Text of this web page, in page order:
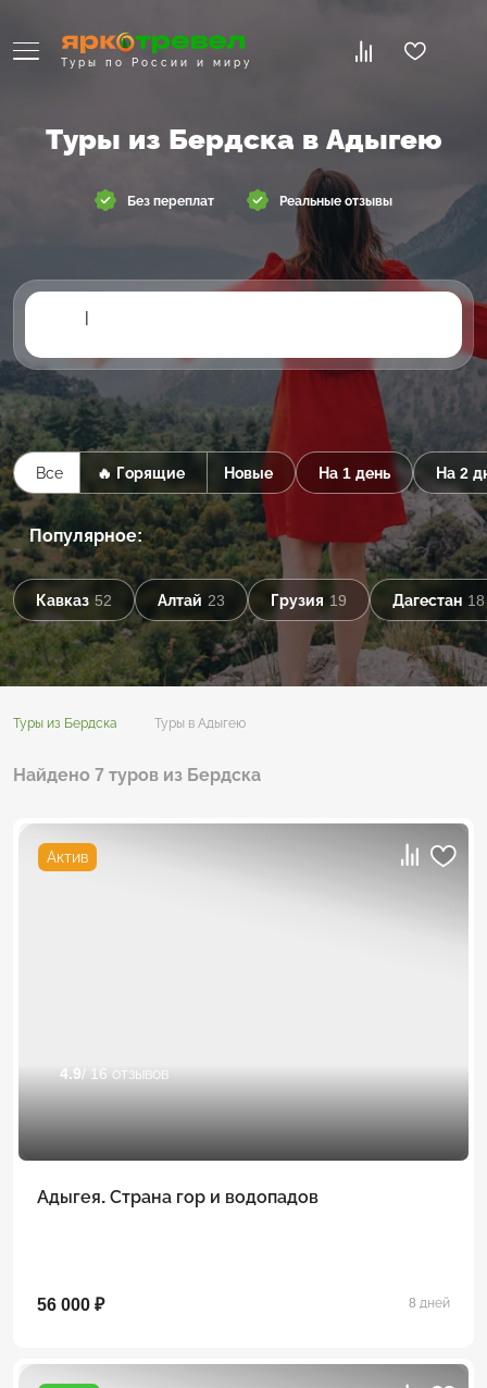
Туры по России и миру
Туры из Бердска в Адыгею
Без переплат Реальные отзывы
|
Все 🔥 Горящие Новые На 1 день На 2
Популярное:
Кавказ 52 Алтай 23 Грузия 19 Дагестан 18
Туры из Бердска Туры в Адыгею
Найдено 7 туров из Бердска
Актив
4.9/ 16 отзывов
Адыгея. Страна гор и водопадов
56 000 ₽ 8 дней